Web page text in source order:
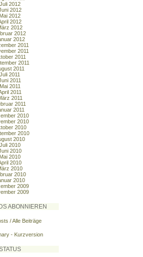
Juli 2012
2012
Mai 2012
2012
2012
2012
2012
2011
2011
2011
2011
2011
Juli 2011
2011
Mai 2011
2011
2011
2011
2011
2010
2010
2010
2010
2010
Juli 2010
2010
Mai 2010
2010
2010
2010
2010
2009
2009
ABONNIEREN
/ Alle Beiträge
- Kurzversion